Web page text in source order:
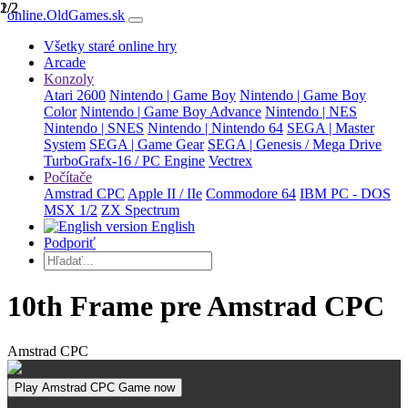
online.OldGames.sk
Všetky staré online hry
Arcade
Konzoly
Atari 2600 Nintendo | Game Boy Nintendo | Game Boy
Color Nintendo | Game Boy Advance Nintendo | NES
Nintendo | SNES Nintendo | Nintendo 64 SEGA | Master
System SEGA | Game Gear SEGA | Genesis / Mega Drive
TurboGrafx-16 / PC Engine Vectrex
Počítače
Amstrad CPC Apple II / IIe Commodore 64 IBM PC - DOS
MSX 1/2 ZX Spectrum
English
Podporiť
10th Frame pre Amstrad CPC
Amstrad CPC
Play Amstrad CPC Game now
1/2
2/2